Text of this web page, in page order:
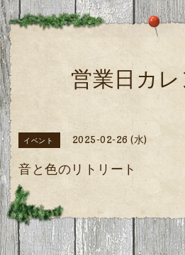
営業日カ
イベント 2025-02-26 (水)
音と色のリトリート